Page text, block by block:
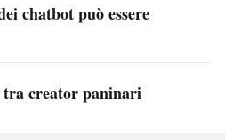
chatbot può essere
tra creator paninari